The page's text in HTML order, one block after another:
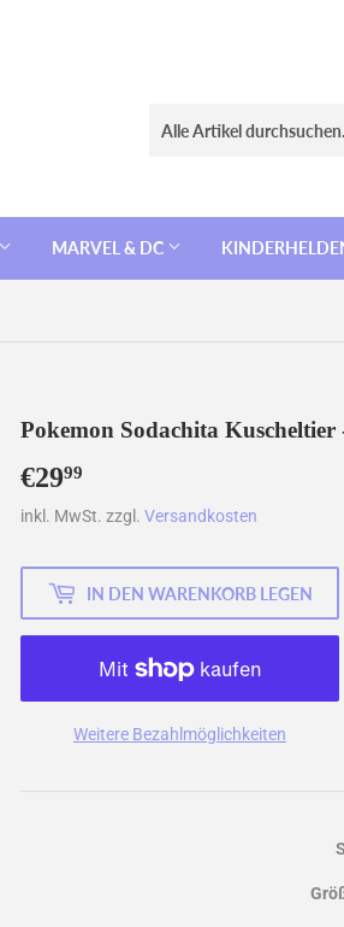
MARVEL & DC
Pokemon Sodachita
€2999
inkl. MwSt. zzgl. Versandkosten
IN DEN WARENKORB LEGEN
Weitere Bezahlmöglichkeiten